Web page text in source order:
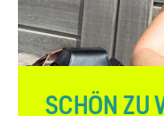
SCHÖN ZU